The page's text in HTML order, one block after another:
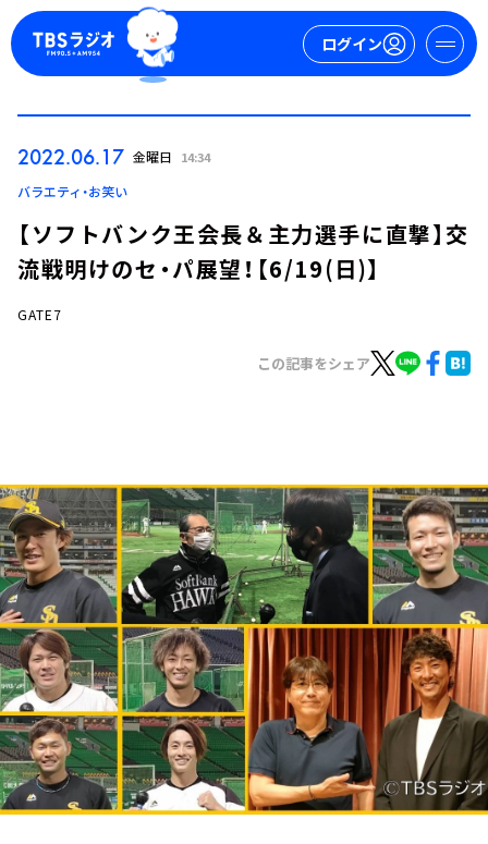
ログイン
ログイン
お知らせ
イベント・グッズ
YouTube
会社情報
2022.06.17 金曜日 14:34
バラエティ・お笑い
【ソフトバンク王会長＆主力選手に直撃】交
流戦明けのセ・パ展望！【6/19(日)】
GATE7
この記事をシェア